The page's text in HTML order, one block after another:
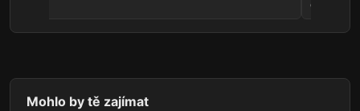
Online v
Mohlo by tě zajímat